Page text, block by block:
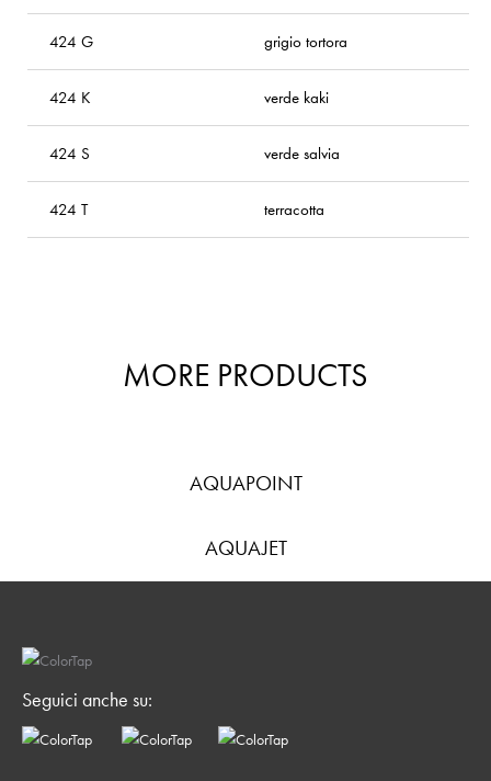
424 G grigio tortora
424 K verde kaki
424 S verde salvia
424 T terracotta
MORE PRODUCTS
AQUAPOINT
AQUAJET
Seguici anche su: